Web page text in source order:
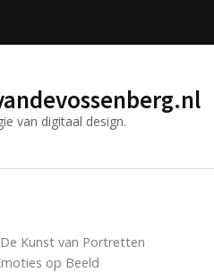
van digitaal design.
De Kunst van Portretten
op Beeld